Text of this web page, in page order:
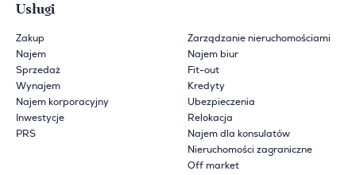
Usługi
Zakup
Najem
Sprzedaż
Wynajem
Najem korporacyjny
Inwestycje
PRS
Zarządzanie nieruchomościami
Najem biur
Fit-out
Kredyty
Ubezpieczenia
Relokacja
Najem dla konsulatów
Nieruchomości zagraniczne
Off market